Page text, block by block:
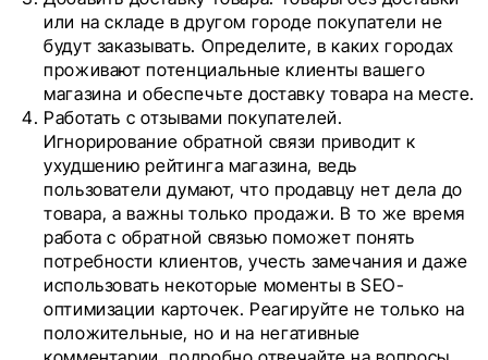
или на складе в другом городе покупатели не
будут заказывать. Определите, в каких городах
проживают потенциальные клиенты вашего
магазина и обеспечьте доставку товара на месте.
Работать с отзывами покупателей.
Игнорирование обратной связи приводит к
ухудшению рейтинга магазина, ведь
пользователи думают, что продавцу нет дела до
товара, а важны только продажи. В то же время
работа с обратной связью поможет понять
потребности клиентов, учесть замечания и даже
использовать некоторые моменты в SEO-
оптимизации карточек. Реагируйте не только на
положительные, но и на негативные